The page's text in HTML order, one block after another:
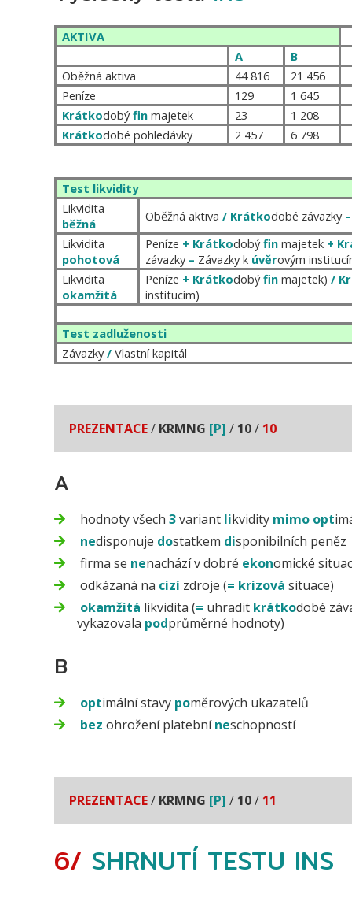
AKTIVA
A
B
Oběžná aktiva
44 816
21 456
Peníze
129
1 645
Krátkodobýfin majetek 23
1 208
Krátkodobé pohledávky 2 457 6 798
Test likvidity
Likvidita
běžná
Oběžná aktiva/ Krátkodobé závazky –
Likvidita
pohotová
Peníze + Krátkodobýfin majetek +
závazky – Závazky k úvěrovým
Likvidita
okamžitá
Peníze + Krátkodobýfin majetek)/
institucím)
Test zadluženosti
Závazky/Vlastní kapitál
PREZENTACE/ KRMNG [P] / 10/ 10
A
hodnoty všech 3variant likvidity mimo opt
nedisponuje dostatkem disponibilních peněz
firma se nenachází v dobré ekonomické
odkázaná na cizízdroje (= krizová situace)
okamžitá likvidita (= uhradit krátkodobé
vykazovala podprůměrné hodnoty)
B
optimální stavy poměrových ukazatelů
bez ohrožení platebníneschopností
PREZENTACE/ KRMNG [P] / 10/ 11
6/ SHRNUTÍ TESTU INS